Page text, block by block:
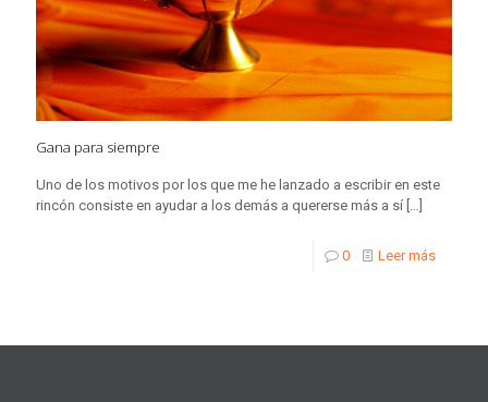
Gana para siempre
Uno de los motivos por los que me he lanzado a escribir en este
rincón consiste en ayudar a los demás a quererse más a sí
0 Leer más